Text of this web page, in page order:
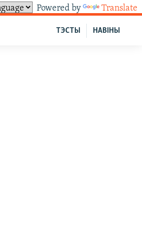
Powered by Translate
НАВІНЫ
ТЭСТЫ